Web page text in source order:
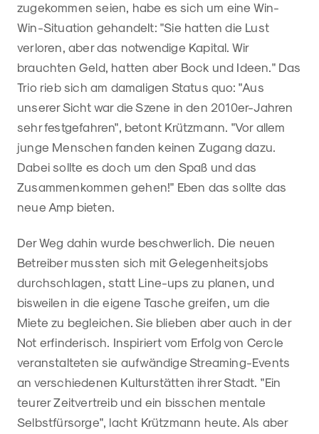
zugekommen seien, habe es sich um eine Win-
Win-Situation gehandelt: "Sie hatten die Lust
verloren, aber das notwendige Kapital. Wir
brauchten Geld, hatten aber Bock und Ideen." Das
Trio rieb sich am damaligen Status quo: "Aus
unserer Sicht war die Szene in den 2010er-Jahren
sehr festgefahren", betont Krützmann. "Vor allem
junge Menschen fanden keinen Zugang dazu.
Dabei sollte es doch um den Spaß und das
Zusammenkommen gehen!" Eben das sollte das
neue Amp bieten.
Der Weg dahin wurde beschwerlich. Die neuen
Betreiber mussten sich mit Gelegenheitsjobs
durchschlagen, statt Line-ups zu planen, und
bisweilen in die eigene Tasche greifen, um die
Miete zu begleichen. Sie blieben aber auch in der
Not erfinderisch. Inspiriert vom Erfolg von Cercle
veranstalteten sie aufwändige Streaming-Events
an verschiedenen Kulturstätten ihrer Stadt. "Ein
teurer Zeitvertreib und ein bisschen mentale
Selbstfürsorge", lacht Krützmann heute. Als aber